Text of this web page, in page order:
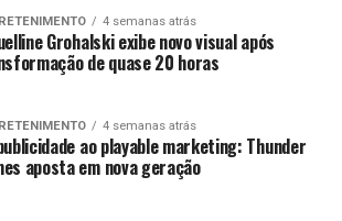
4 semanas atrás
Grohalski exibe novo visual após
de quase 20 horas
4 semanas atrás
ao playable marketing: Thunder
aposta em nova geração